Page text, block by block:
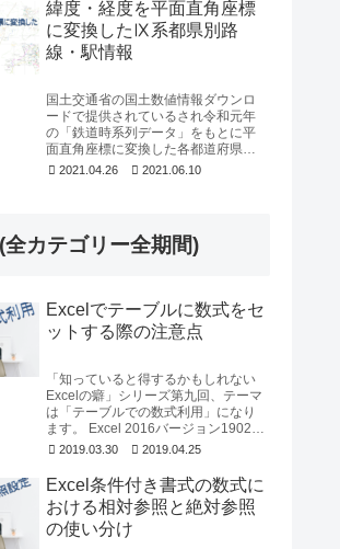
緯度・経度を平面直角座標
に変換したⅨ系都県別路
線・駅情報
国土交通省の国土数値情報ダウンロ
ードで提供されているされ令和元年
の「鉄道時系列データ」をもとに平
面直角座標に変換した各都道府県別
の路線のライン情報と駅の地点情報
2021.04.26 2021.06.10
全カテゴリー全期間)
Excelでテーブルに数式をセ
ットする際の注意点
「知っていると得するかもしれない
Excelの癖」シリーズ第九回、テーマ
は「テーブルでの数式利用」になり
ます。 Excel 2016バージョン1902を
使用して確認しています。なお「...
2019.03.30 2019.04.25
Excel条件付き書式の数式に
おける相対参照と絶対参照
の使い分け